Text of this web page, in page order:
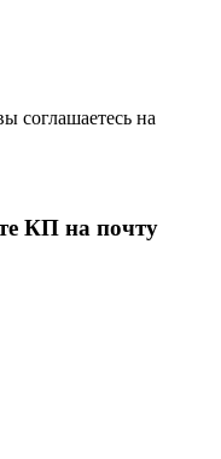
соглашаетесь на
КП на почту